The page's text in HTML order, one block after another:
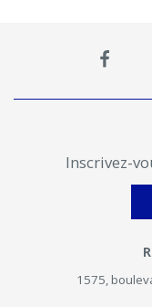
Inscrivez-
1575,